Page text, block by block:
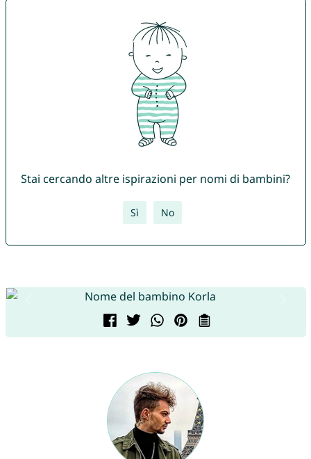
Stai cercando altre ispirazioni per nomi di bambini?
Sì No